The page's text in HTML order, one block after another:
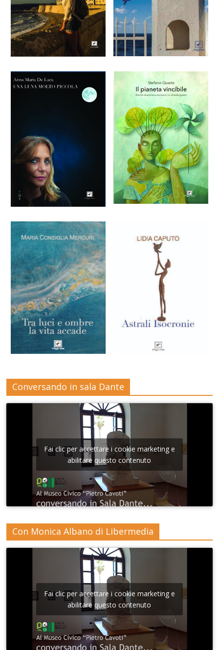
Conversando in sala Dante
Fai clic per accettare i cookie marketing e
abilitare questo contenuto
Con Monica Albano di Libermedia
Fai clic per accettare i cookie marketing e
abilitare questo contenuto